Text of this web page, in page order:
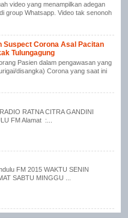
video yang menampilkan adegan
group Whatsapp. Video tak senonoh
Suspect Corona Asal Pacitan
Tulungagung
Pasien dalam pengawasan yang
disangka) Corona yang saat ini
RATNA CITRA GANDINI
FM Alamat :...
FM 2015 WAKTU SENIN
SABTU MINGGU ...